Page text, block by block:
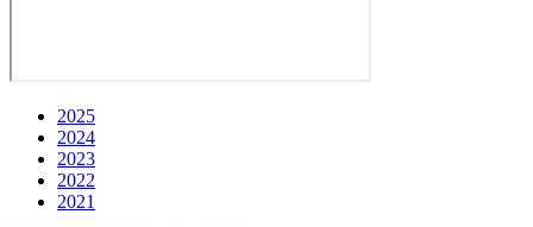
2025
2024
2023
2022
2021